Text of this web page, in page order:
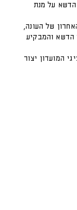
אוהדים לכר הדשא על מנת
של העונה,
הדשא והמבקיע
המועדון יצור